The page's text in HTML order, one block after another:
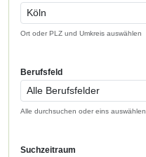
Ort oder PLZ und Umkreis auswählen
Berufsfeld
Alle durchsuchen oder eins auswählen
Suchzeitraum